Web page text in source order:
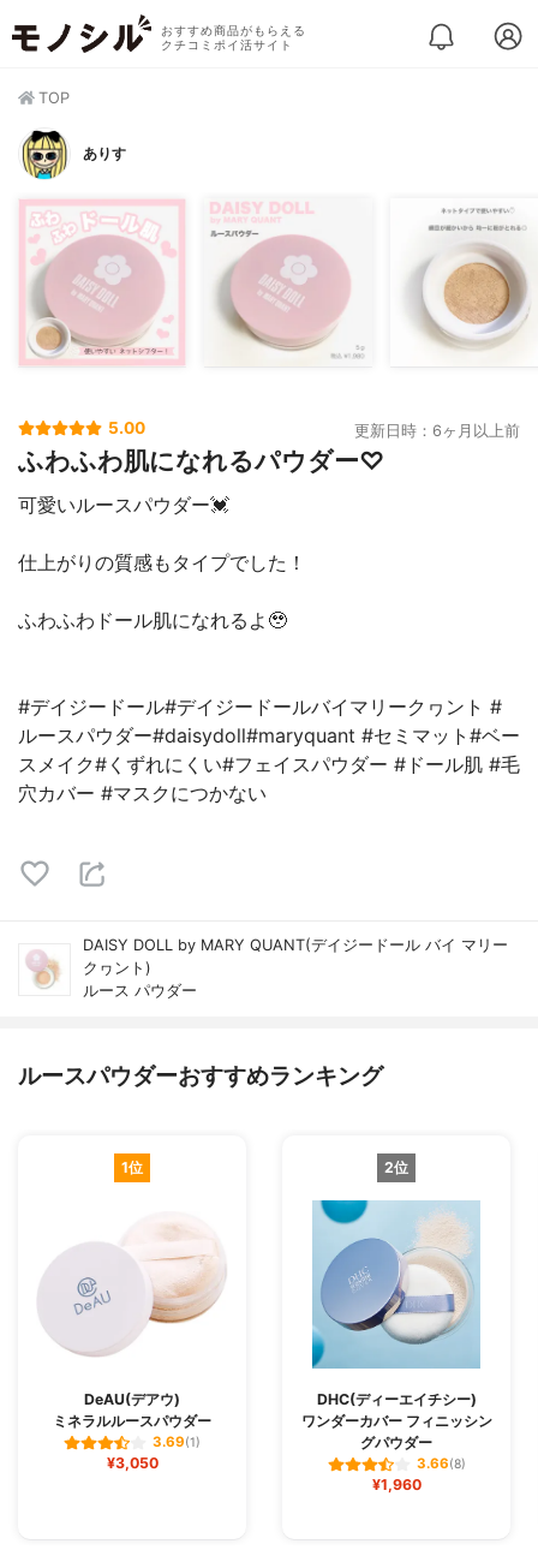
おすすめ商品がもらえる
クチコミポイ活サイト
TOP
ありす
5.00 更新日時：6ヶ月以上前
ふわふわ肌になれるパウダー♡
可愛いルースパウダー💓
仕上がりの質感もタイプでした！
ふわふわドール肌になれるよ🥹
#デイジードール#デイジードールバイマリークヮント #
ルースパウダー#daisydoll#maryquant #セミマット#ベー
スメイク#くずれにくい#フェイスパウダー #ドール肌 #毛
穴カバー #マスクにつかない
DAISY DOLL by MARY QUANT(デイジードール バイ マリー
クヮント)
ルース パウダー
ルースパウダーおすすめランキング
1位
DeAU(デアウ)
ミネラルルースパウダー
3.69(1)
¥3,050
2位
DHC(ディーエイチシー)
ワンダーカバー フィニッシン
グパウダー
3.66(8)
¥1,960